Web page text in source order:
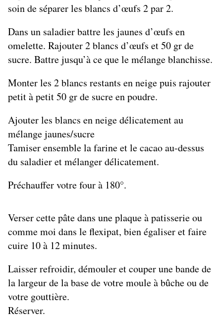
soin de séparer les blancs d’œufs 2 par 2.
Dans un saladier battre les jaunes d’œufs en
omelette. Rajouter 2 blancs d’œufs et 50 gr de
sucre. Battre jusqu’à ce que le mélange blanchisse.
Monter les 2 blancs restants en neige puis rajouter
petit à petit 50 gr de sucre en poudre.
Ajouter les blancs en neige délicatement au
mélange jaunes/sucre
Tamiser ensemble la farine et le cacao au-dessus
du saladier et mélanger délicatement.
Préchauffer votre four à 180°.
Verser cette pâte dans une plaque à patisserie ou
comme moi dans le flexipat, bien égaliser et faire
cuire 10 à 12 minutes.
Laisser refroidir, démouler et couper une bande de
la largeur de la base de votre moule à bûche ou de
votre gouttière.
Réserver.